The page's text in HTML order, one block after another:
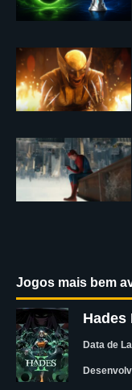
Jogos mais bem
Hades
Data de